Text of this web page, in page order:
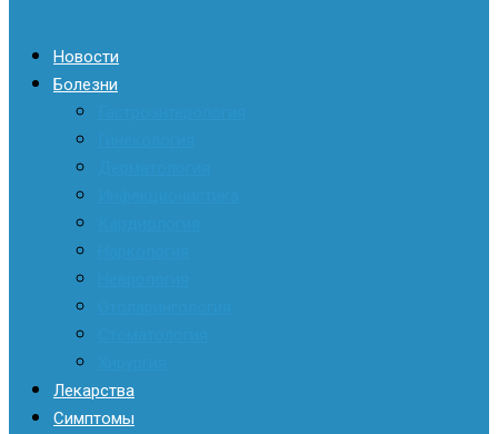
Новости
Болезни
Лекарства
Симптомы